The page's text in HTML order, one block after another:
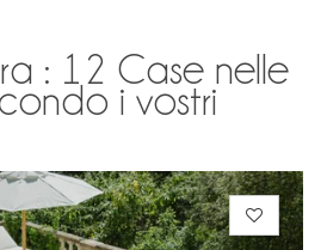
: 12 Case nelle
i vostri